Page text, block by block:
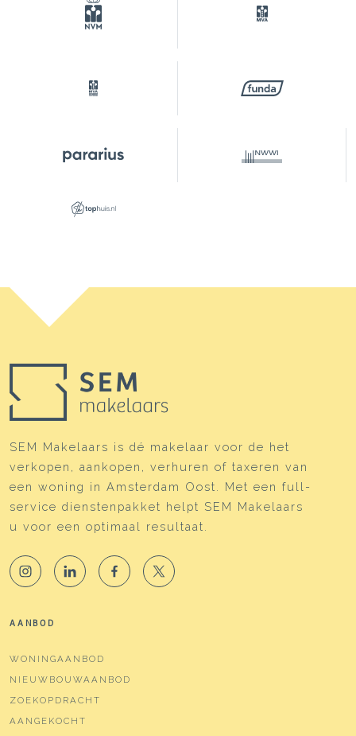
SEM Makelaars is dé makelaar voor de het
verkopen, aankopen, verhuren of taxeren van
een woning in Amsterdam Oost. Met een full-
service dienstenpakket helpt SEM Makelaars
u voor een optimaal resultaat.
AANBOD
WONINGAANBOD
NIEUWBOUWAANBOD
ZOEKOPDRACHT
AANGEKOCHT